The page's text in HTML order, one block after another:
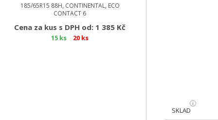
185/65R15 88H, CONTINENTAL, ECO
CONTACT 6
Cena za kus s DPH od: 1 385 Kč
15 ks 20 ks
SKLAD